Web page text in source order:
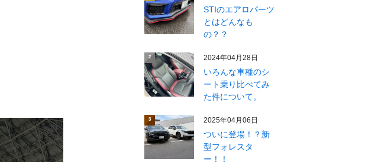
STIのエアロパーツ
とはどんなも
の？？
2 2024年04月28日
いろんな車種のシ
ート乗り比べてみ
た件について。
3 2025年04月06日
ついに登場！？新
型フォレスタ
ー！！